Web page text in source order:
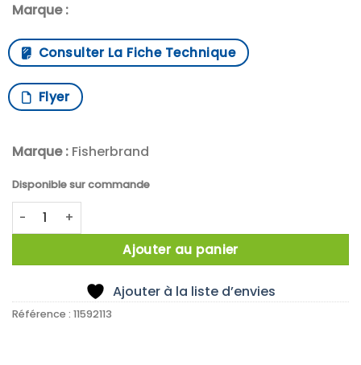
Marque :
Consulter La Fiche Technique
Flyer
Marque : Fisherbrand
Disponible sur commande
quantité de PINCETT TRUBBIG PTFE 115MM
Ajouter au panier
Ajouter à la liste d’envies
Référence : 11592113